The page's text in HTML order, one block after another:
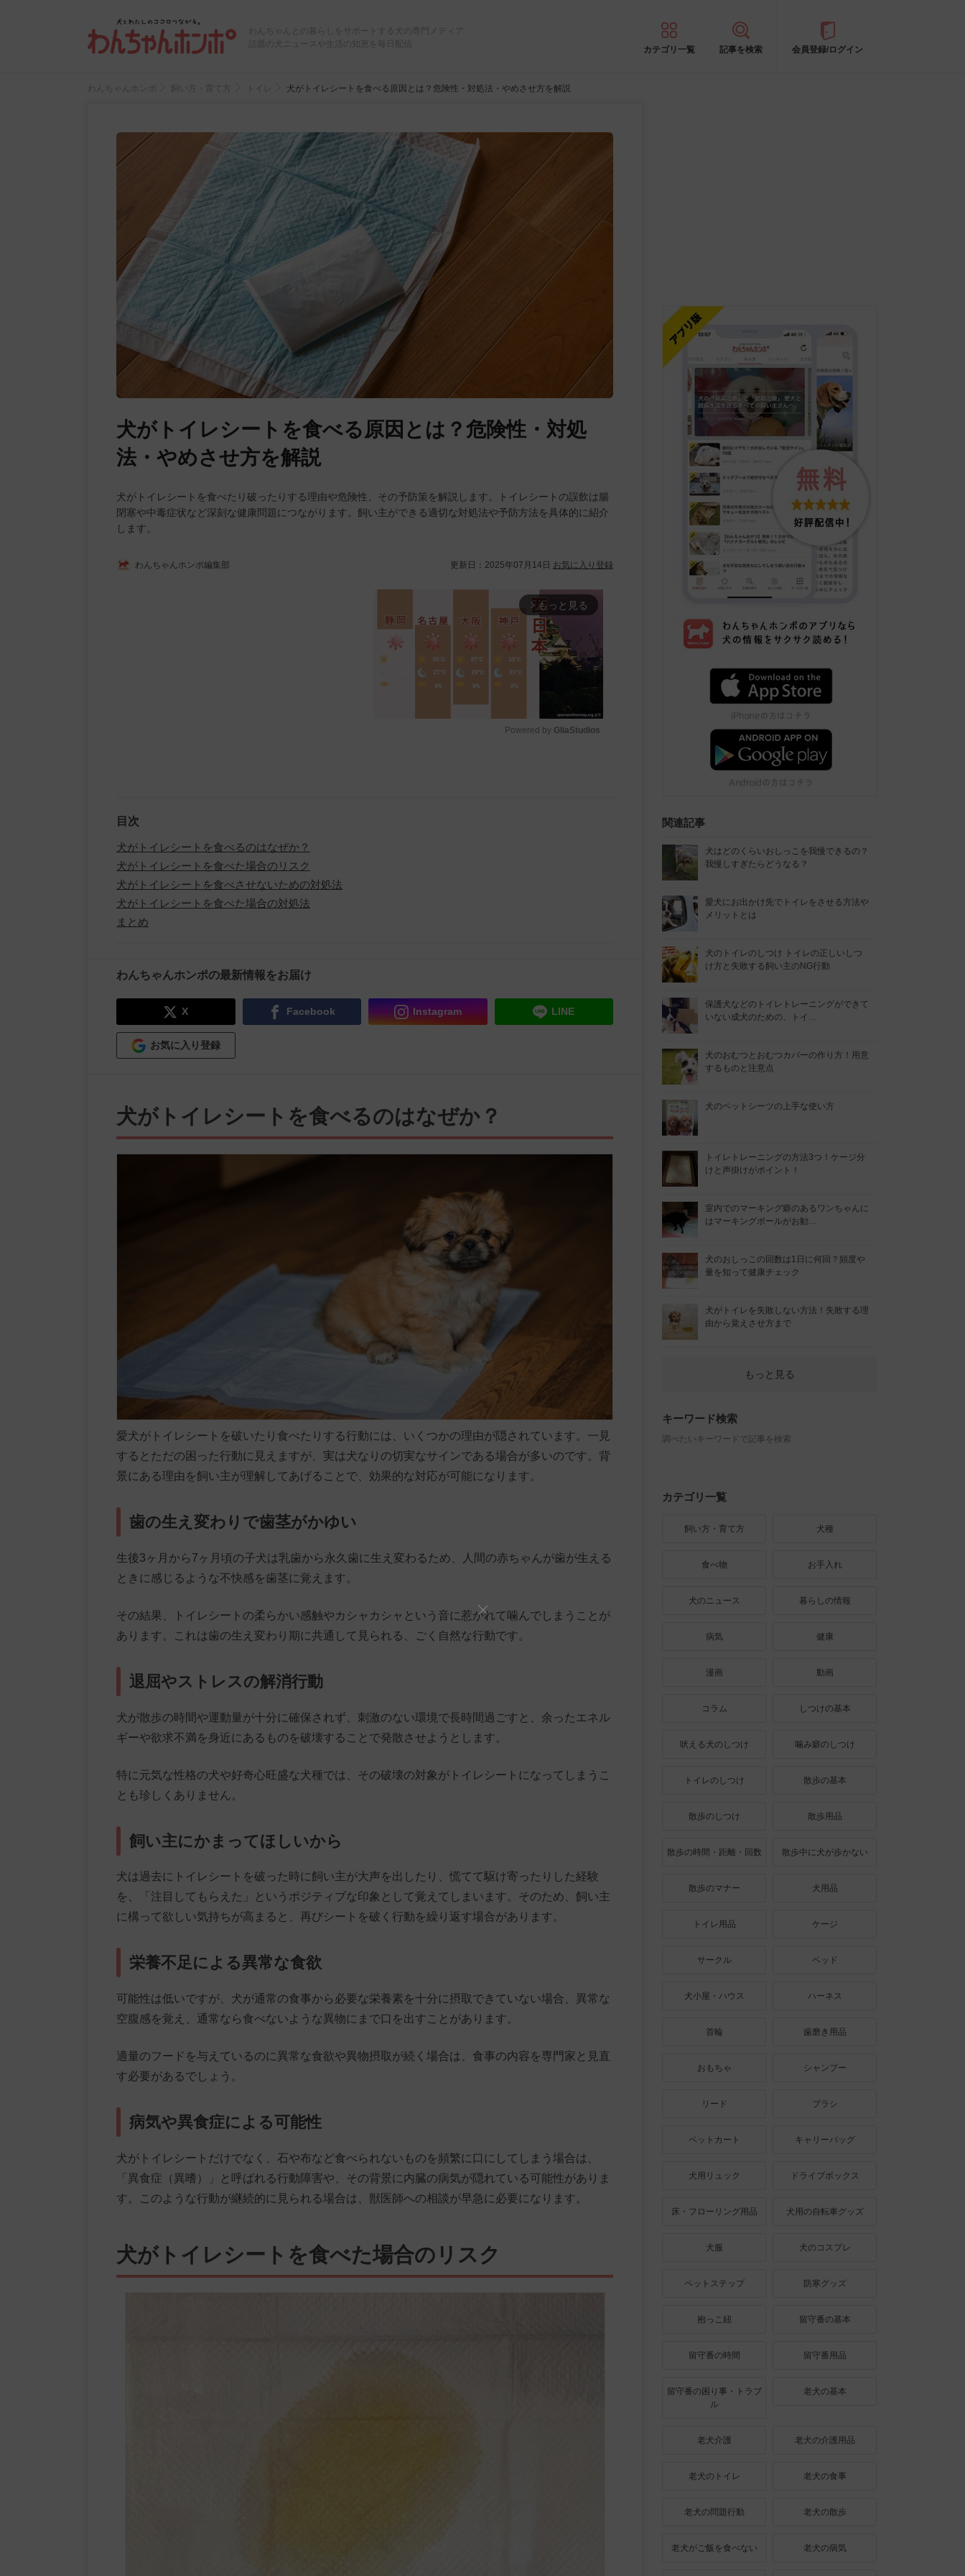
わんちゃんとの暮らしをサポートする犬の専門メディア
話題の犬ニュースや生活の知恵を毎日配信
カテゴリ一覧 記事を検索 会員登録/ログイン
わんちゃんホンポ 飼い方・育て方 犬がトイレシートを食べる原因とは？危険性・対処法・やめさせ方を解説
犬がトイレシートを食べる原因とは？危険性・対処
法・やめさせ方を解説
犬がトイレシートを食べたり破ったりする理由や危険性、その予防策を解説します。トイレシートの誤飲は腸
閉塞や中毒症状など深刻な健康問題につながります。飼い主ができる適切な対処法や予防方法を具体的に紹介
します。
わんちゃんホンポ編集部 更新日： 2025年07月14日 お気に入り登録
arrow_forward_ios もっと見る
Powered by GliaStudios
目次
犬がトイレシートを食べるのはなぜか？
犬がトイレシートを食べた場合のリスク
犬がトイレシートを食べさせないための対処法
犬がトイレシートを食べた場合の対処法
まとめ
わんちゃんホンポの最新情報をお届け
X Facebook Instagram LINE
お気に入り登録
犬がトイレシートを食べるのはなぜか？
愛犬がトイレシートを破いたり食べたりする行動には、いくつかの理由が隠されています。一見
するとただの困った行動に見えますが、実は犬なりの切実なサインである場合が多いのです。背
景にある理由を飼い主が理解してあげることで、効果的な対応が可能になります。
歯の生え変わりで歯茎がかゆい
生後3ヶ月から7ヶ月頃の子犬は乳歯から永久歯に生え変わるため、人間の赤ちゃんが歯が生える
ときに感じるような不快感を歯茎に覚えます。
その結果、トイレシートの柔らかい感触やカシャカシャという音に惹かれて噛んでしまうことが
あります。これは歯の生え変わり期に共通して見られる、ごく自然な行動です。
退屈やストレスの解消行動
犬が散歩の時間や運動量が十分に確保されず、刺激のない環境で長時間過ごすと、余ったエネル
ギーや欲求不満を身近にあるものを破壊することで発散させようとします。
特に元気な性格の犬や好奇心旺盛な犬種では、その破壊の対象がトイレシートになってしまうこ
とも珍しくありません。
飼い主にかまってほしいから
犬は過去にトイレシートを破った時に飼い主が大声を出したり、慌てて駆け寄ったりした経験
を、「注目してもらえた」というポジティブな印象として覚えてしまいます。そのため、飼い主
に構って欲しい気持ちが高まると、再びシートを破く行動を繰り返す場合があります。
栄養不足による異常な食欲
可能性は低いですが、犬が通常の食事から必要な栄養素を十分に摂取できていない場合、異常な
空腹感を覚え、通常なら食べないような異物にまで口を出すことがあります。
適量のフードを与えているのに異常な食欲や異物摂取が続く場合は、食事の内容を専門家と見直
す必要があるでしょう。
病気や異食症による可能性
犬がトイレシートだけでなく、石や布など食べられないものを頻繁に口にしてしまう場合は、
「異食症（異嗜）」と呼ばれる行動障害や、その背景に内臓の病気が隠れている可能性がありま
す。このような行動が継続的に見られる場合は、獣医師への相談が早急に必要になります。
犬がトイレシートを食べた場合のリスク
関連記事
犬はどのくらいおしっこを我慢できるの？
我慢しすぎたらどうなる？
愛犬にお出かけ先でトイレをさせる方法や
メリットとは
犬のトイレのしつけ トイレの正しいしつ
け方と失敗する飼い主のNG行動
保護犬などのトイレトレーニングができて
いない成犬のための、トイ…
犬のおむつとおむつカバーの作り方！用意
するものと注意点
犬のペットシーツの上手な使い方
トイレトレーニングの方法3つ！ケージ分
けと声掛けがポイント！
室内でのマーキング癖のあるワンちゃんに
はマーキングポールがお勧…
犬のおしっこの回数は1日に何回？頻度や
量を知って健康チェック
犬がトイレを失敗しない方法！失敗する理
由から覚えさせ方まで
もっと見る
キーワード検索
調べたいキーワードで記事を検索
カテゴリ一覧
飼い方・育て方 犬種
食べ物 お手入れ
犬のニュース 暮らしの情報
病気 健康
漫画 動画
コラム しつけの基本
吠える犬のしつけ 噛み癖のしつけ
トイレのしつけ 散歩の基本
散歩のしつけ 散歩用品
散歩の時間・距離・回数 散歩中に犬が歩かない
散歩のマナー 犬用品
トイレ用品 ケージ
サークル ベッド
犬小屋・ハウス ハーネス
首輪 歯磨き用品
おもちゃ シャンプー
リード ブラシ
ペットカート キャリーバッグ
犬用リュック ドライブボックス
床・フローリング用品 犬用の自転車グッズ
犬服 犬のコスプレ
ペットステップ 防寒グッズ
抱っこ紐 留守番の基本
留守番の時間 留守番用品
留守番の困り事・トラブ
ル
老犬の基本
老犬介護 老犬の介護用品
老犬のトイレ 老犬の食事
老犬の問題行動 老犬の散歩
老犬がご飯を食べない 老犬の病気